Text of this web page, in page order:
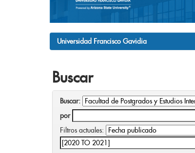
Universidad Francisco Gavidia
Buscar
Buscar:
por
Filtros actuales: